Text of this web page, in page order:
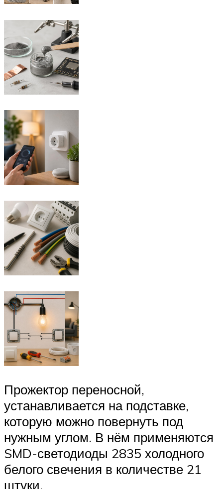
Прожектор переносной,
устанавливается на подставке,
которую можно повернуть под
нужным углом. В нём применяются
SMD-светодиоды 2835 холодного
белого свечения в количестве 21
штуки.